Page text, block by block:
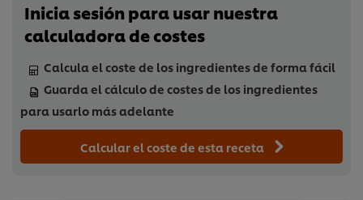
Inicia sesión para usar nuestra
calculadora de costes
Calcula el coste de los ingredientes de forma fácil
Guarda el cálculo de costes de los ingredientes
para usarlo más adelante
Calcular el coste de esta receta